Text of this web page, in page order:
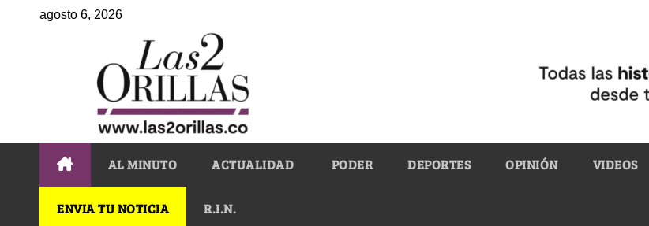
agosto 6, 2026
AL MINUTO ACTUALIDAD PODER DEPORTES OPINIÓN VIDEOS
ENVIA TU NOTICIA R.I.N.